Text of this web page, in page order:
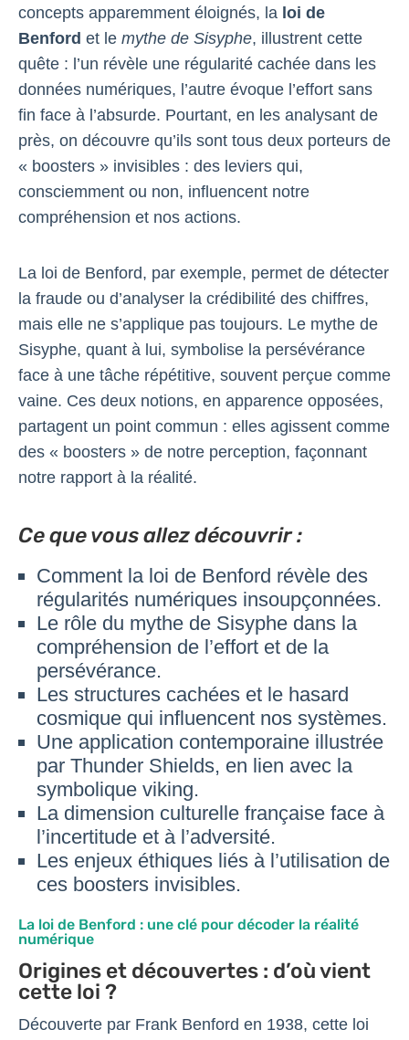
concepts apparemment éloignés, la loi de
Benford et le mythe de Sisyphe, illustrent cette
quête : l’un révèle une régularité cachée dans les
données numériques, l’autre évoque l’effort sans
fin face à l’absurde. Pourtant, en les analysant de
près, on découvre qu’ils sont tous deux porteurs de
« boosters » invisibles : des leviers qui,
consciemment ou non, influencent notre
compréhension et nos actions.
La loi de Benford, par exemple, permet de détecter
la fraude ou d’analyser la crédibilité des chiffres,
mais elle ne s’applique pas toujours. Le mythe de
Sisyphe, quant à lui, symbolise la persévérance
face à une tâche répétitive, souvent perçue comme
vaine. Ces deux notions, en apparence opposées,
partagent un point commun : elles agissent comme
des « boosters » de notre perception, façonnant
notre rapport à la réalité.
Ce que vous allez découvrir :
Comment la loi de Benford révèle des
régularités numériques insoupçonnées.
Le rôle du mythe de Sisyphe dans la
compréhension de l’effort et de la
persévérance.
Les structures cachées et le hasard
cosmique qui influencent nos systèmes.
Une application contemporaine illustrée
par Thunder Shields, en lien avec la
symbolique viking.
La dimension culturelle française face à
l’incertitude et à l’adversité.
Les enjeux éthiques liés à l’utilisation de
ces boosters invisibles.
La loi de Benford : une clé pour décoder la réalité
numérique
Origines et découvertes : d’où vient
cette loi ?
Découverte par Frank Benford en 1938, cette loi